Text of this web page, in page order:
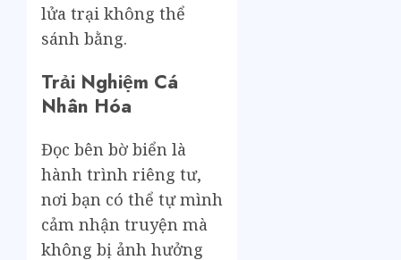
lửa trại không thể
sánh bằng.
Trải Nghiệm Cá
Nhân Hóa
Đọc bên bờ biển là
hành trình riêng tư,
nơi bạn có thể tự mình
cảm nhận truyện mà
không bị ảnh hưởng